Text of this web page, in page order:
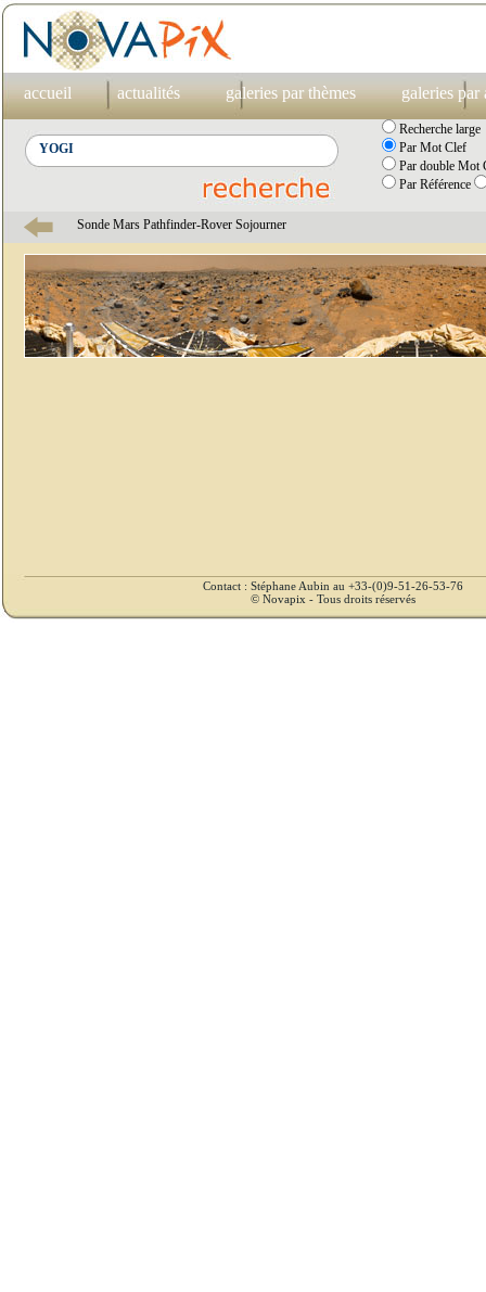
accueil actualités galeries par thèmes galeries par
Recherche large
Par Mot Clef
Par double Mot
Par Référence
Sonde Mars Pathfinder-Rover Sojourner
Contact : Stéphane Aubin au +33-(0)9-51-26-53-76
© Novapix - Tous droits réservés